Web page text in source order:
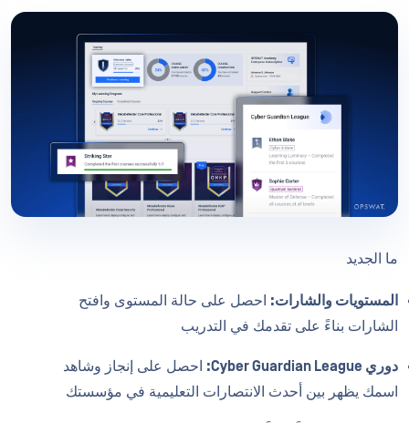
ما الجديد
المستويات والشارات: احصل على حالة المستوى وافتح
الشارات بناءً على تقدمك في التدريب
دوري Cyber Guardian League:
احصل على إنجاز وشاهد
اسمك يظهر بين أحدث الانتصارات التعليمية في مؤسستك